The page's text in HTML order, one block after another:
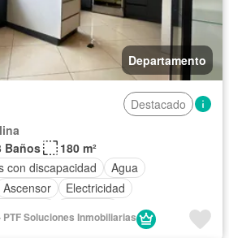
Departamento
Destacado
Baños
180 m²
con discapacidad
Agua
Ascensor
Electricidad
Sauna
Soluciones Inmobiliarias